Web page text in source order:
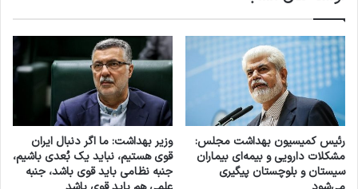
هماهنگی لازم با این اداره کل برای اتخاذ تصمیمات
مقتضی و جلوگیری از بروز کمبود احتمالی انجام
شود.
وی در پایان تأکید کرد: اطلاع‌رسانی به‌موقع و
مدیریت مبتنی بر ریسک در چارچوب نظام کیفیت
دارویی، نقش مهمی در حفظ ایمنی بیماران و پایداری
ز
ه
س
ل
م
ت
ب
ر
ا
ی
ا
ن
ک
ا
د
ر
س
رئیس کمیسیون بهداشت مجلس:
مشکلات دارویی و بیمه‌ای بیماران
سیستان و بلوچستان پیگیری
وزیر بهداشت: ما اگر دنبال ایران
قوی هستیم، نباید یک بُعدی باشیم،
جنبه نظامی باید قوی باشد، جنبه